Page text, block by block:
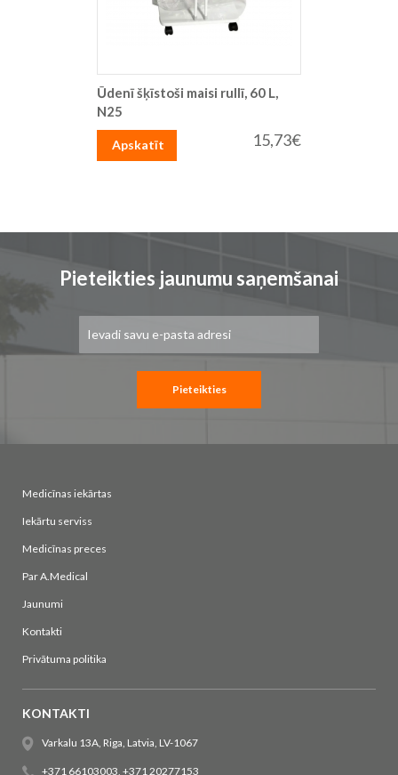
Ūdenī šķīstoši maisi rullī, 60 L,
N25
15,73€
Apskatīt
Pieteikties jaunumu saņemšanai
saņemšanai:
Pieteikties
Medicīnas iekārtas
Iekārtu serviss
Medicīnas preces
Par A.Medical
Jaunumi
Kontakti
Privātuma politika
KONTAKTI
Varkalu 13A, Riga, Latvia, LV-1067
+371 66103003 +371 20277153